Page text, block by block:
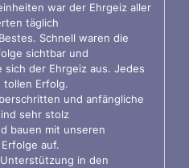
war der Ehrgeiz aller
täglich
Schnell waren die
sichtbar und
sich der Ehrgeiz aus. Jedes
tollen Erfolg.
und anfängliche
sehr stolz
bauen mit unseren
auf.
in den